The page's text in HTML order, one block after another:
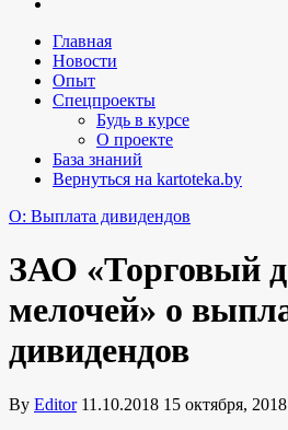
Главная
Новости
Опыт
Спецпроекты
Будь в курсе
О проекте
База знаний
Вернуться на kartoteka.by
O: Выплата дивидендов
ЗАО «Торговый
мелочей» о
дивидендов
By Editor 11.10.2018 15 октября, 2018